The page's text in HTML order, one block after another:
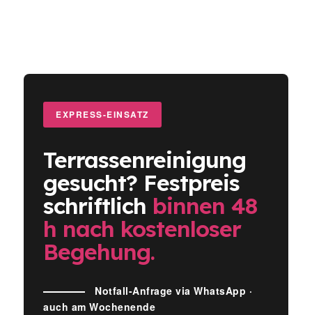
EXPRESS-EINSATZ
Terrassenreinigung
gesucht? Festpreis
schriftlich binnen 48
h nach kostenloser
Begehung.
Notfall-Anfrage via WhatsApp ·
auch am Wochenende